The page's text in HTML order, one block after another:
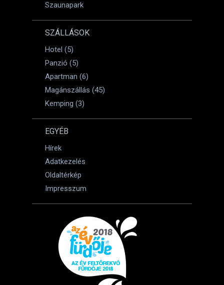
Szaunapark
SZÁLLÁSOK
Hotel (5)
Panzió (5)
Apartman (6)
Magánszállás (45)
Kemping (3)
EGYÉB
Hírek
Adatkezelés
Oldaltérkép
Impresszum